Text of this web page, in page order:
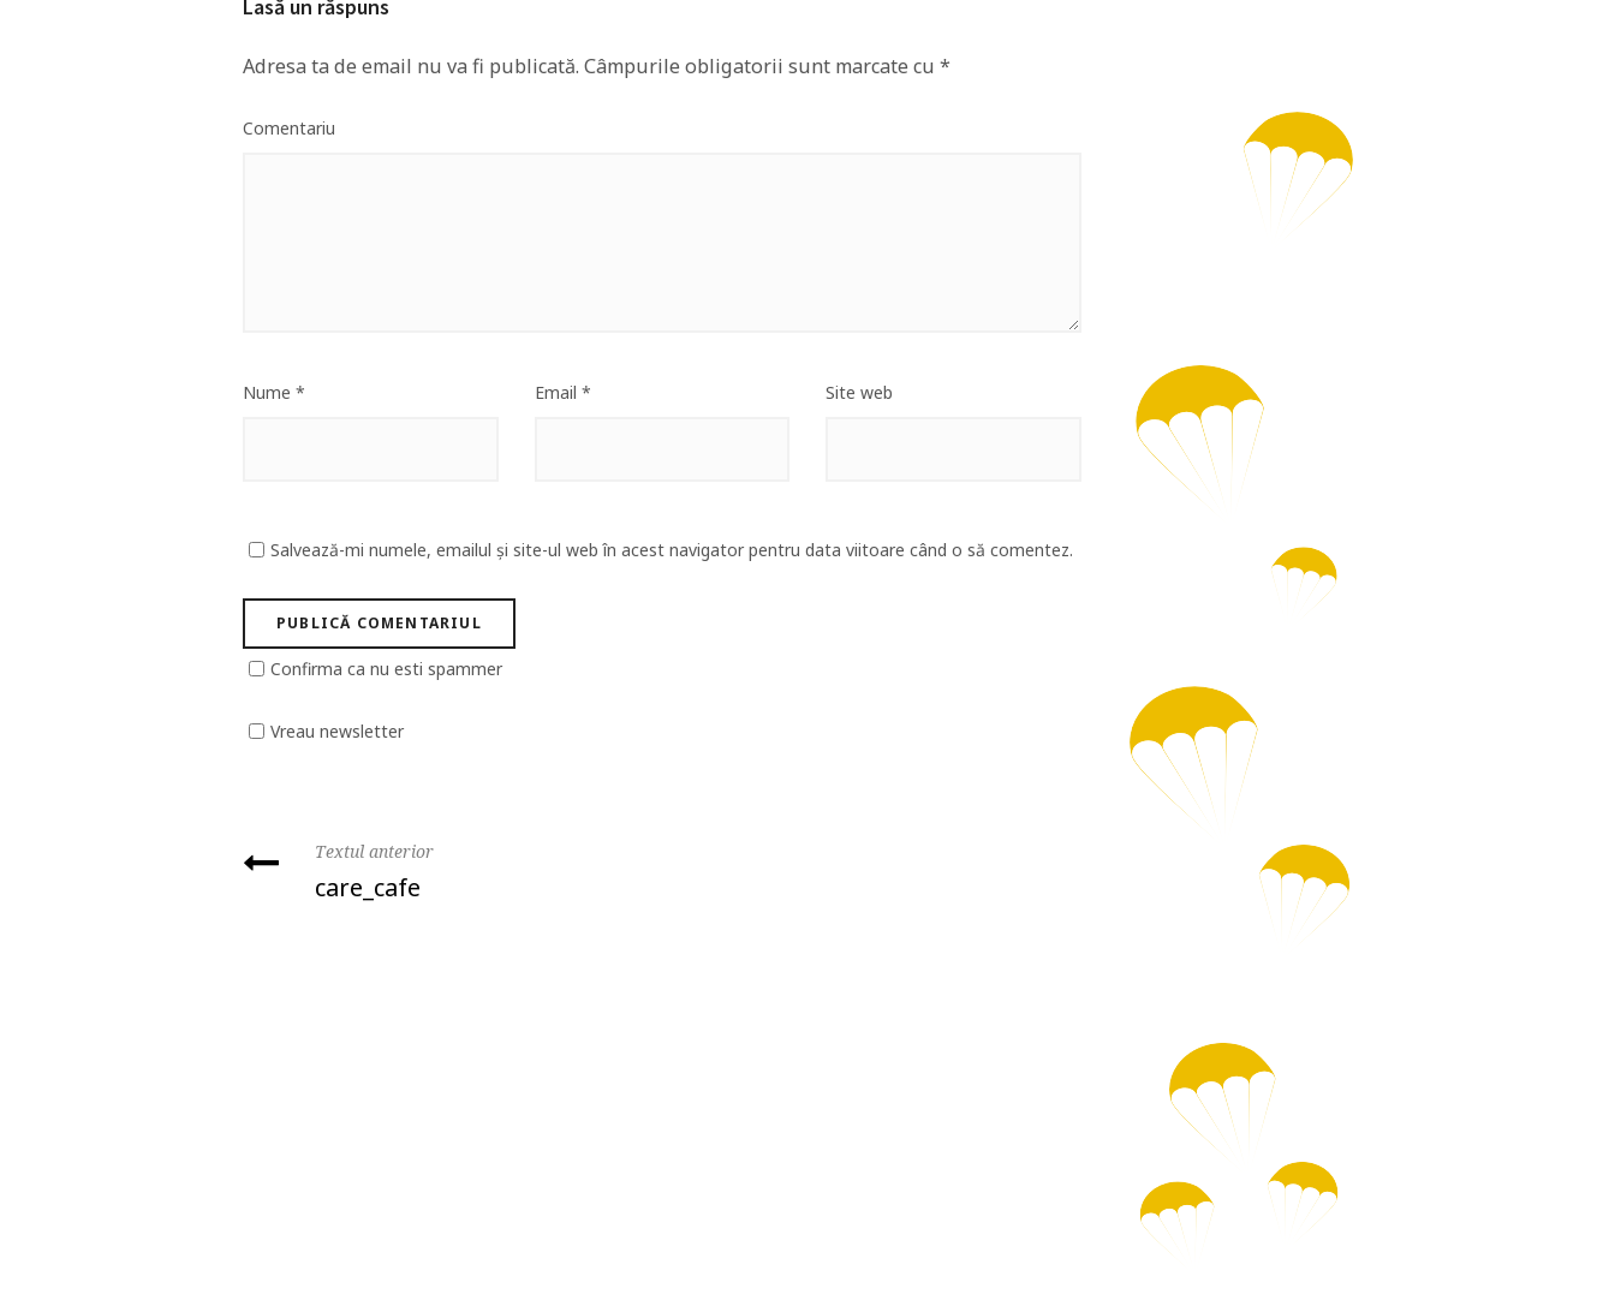
Lasă un răspuns
Adresa ta de email nu va fi publicată. Câmpurile obligatorii sunt marcate cu *
Comentariu
Nume * Email * Site web
Salvează-mi numele, emailul și site-ul web în acest navigator pentru data viitoare când o să comentez.
Confirma ca nu esti spammer
Vreau newsletter
Textul anterior
care_cafe